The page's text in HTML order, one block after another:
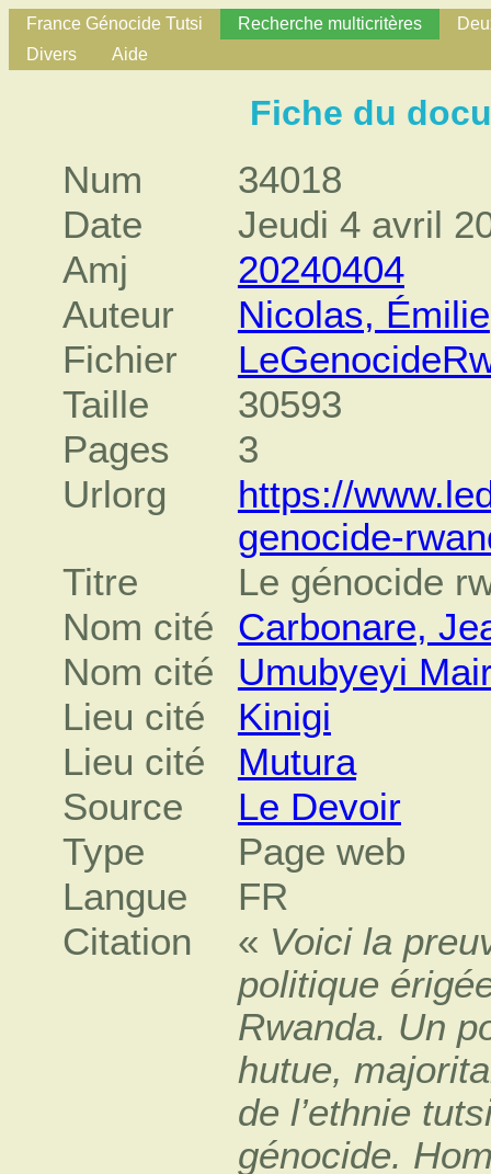
France Génocide Tutsi Recherche multicritères
Divers
Aide
Fiche du
Num
34018
Date
Jeudi 4 avril
Amj
20240404
Auteur
Nicolas, Émilie
Fichier
Taille
30593
Pages
3
Urlorg
https://
genocide-
Titre
Le génocide
Nom cité
Carbonare,
Nom cité
Umubyeyi
Lieu cité
Kinigi
Lieu cité
Mutura
Source
Le Devoir
Type
Page web
Langue
FR
Citation
« Voici la
politique
Rwanda. Un
hutue,
de l’ethnie
génocide.